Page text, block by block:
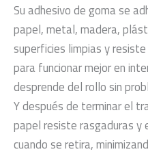
Su adhesivo de goma se
papel, metal, madera,
superficies limpias y
para funcionar mejor en
desprende del rollo sin
Y después de terminar el
papel resiste rasgaduras y
cuando se retira,